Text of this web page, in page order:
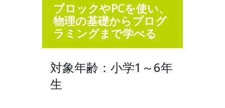
ブロックやPCを使い、
物理の基礎からプログ
ラミングまで学べる
対象年齢：小学1～6年
生